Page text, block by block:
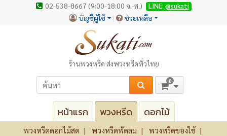
02-538-8667 (9:00-18:00 จ.-ส.) LINE: @sukati
บัญชีผู้ใช้ ช่วยเหลือ
ร้านพวงหรีด ส่งพวงหรีดทั่วไทย
0
หน้าแรก พวงหรีด ดอกไม้
พวงหรีดดอกไม้สด พวงหรีดพัดลม
พวงหรีดของใช้